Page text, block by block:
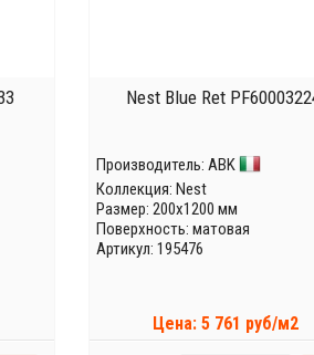
Nest Blue Ret
Производитель: ABK
Коллекция: Nest
Размер: 200x1200 мм
Поверхность: матовая
Артикул: 195476
Цена: 5 761 руб/м2